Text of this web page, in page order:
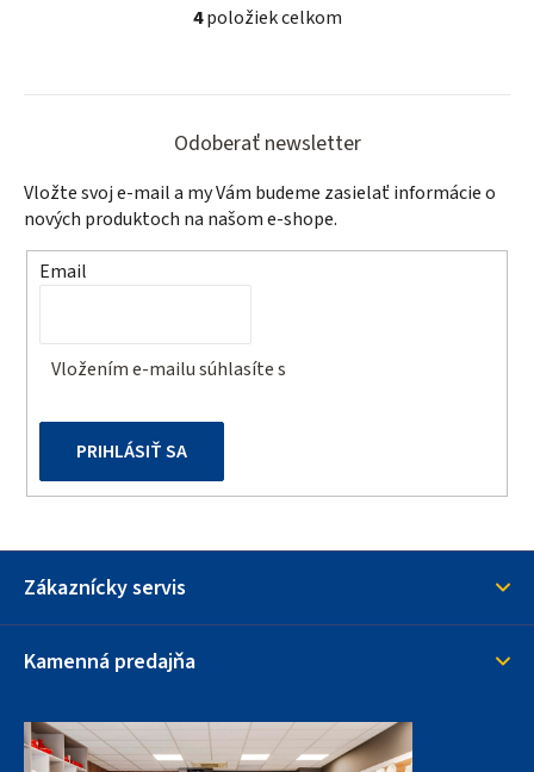
O
l
d
c
i
e
k
p
s
4položiek celkom
Odoberať newsletter
Vložte svoj e-mail a my Vám budeme zasielať informácie o
nových produktoch na našom e-shope.
Email
Vložením e-mailu súhlasíte s
PRIHLÁSIŤ SA
Zákaznícky servis
Kamenná predajňa